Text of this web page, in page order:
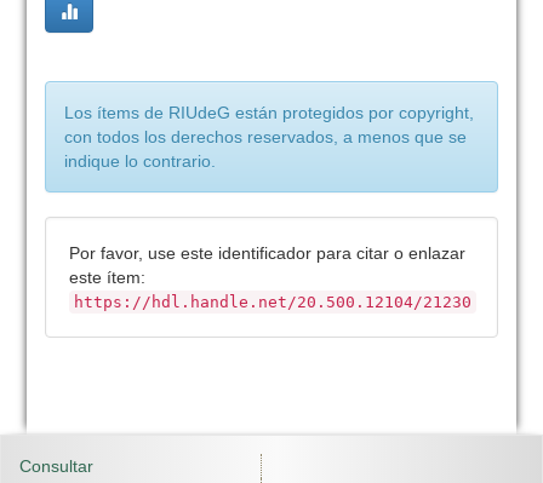
Los ítems de RIUdeG están protegidos por copyright,
con todos los derechos reservados, a menos que se
indique lo contrario.
Por favor, use este identificador para citar o enlazar
este ítem:
https://hdl.handle.net/20.500.12104/21230
Consultar